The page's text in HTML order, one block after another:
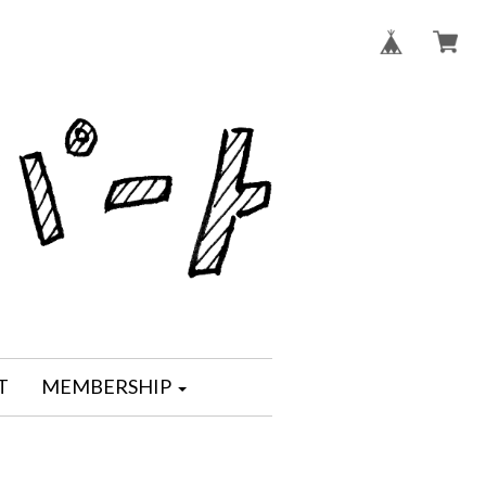
MEMBERSHIP